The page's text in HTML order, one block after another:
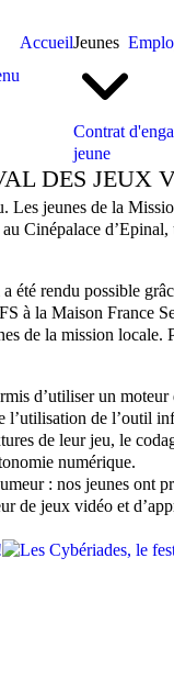
AccueilJeunes
Contrat
jeune
DES JEUX
jeunes de la
Cinépalace
été rendu possible
à la Maison France
de la mission
d’utiliser un
l’utilisation de
de leur jeu, le
numérique.
: nos jeunes ont
de jeux vidéo et